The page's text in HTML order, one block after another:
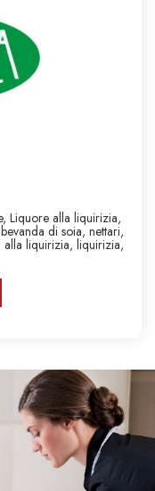
Liquore alla liquirizia,
bevanda di soia, nettari,
alla liquirizia, liquirizia,